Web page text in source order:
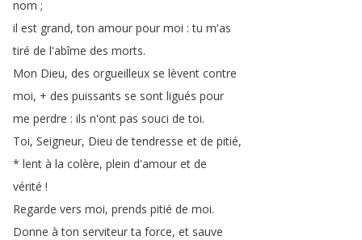
nom ;
il est grand,ton amour pour moi :tu m'as
tiré de l'abîme des morts.
Mon Dieu, des orgueilleux se lèvent contre
moi, + des puissants se sont ligués pour
me perdre : ils n'ont pas souci de toi.
Toi, Seigneur, Dieu de tendresse et de pitié,
* lent à la colère, plein d'amour et de
vérité !
Regarde vers moi, prends pitié de moi.
Donne à ton serviteur ta force, et sauve